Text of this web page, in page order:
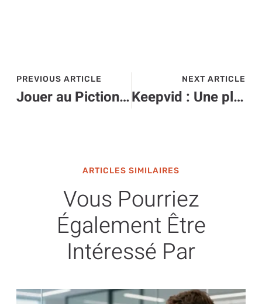
PREVIOUS ARTICLE
Jouer au Pictionary en ligne avec toute la famille
NEXT ARTICLE
Keepvid : Une plateforme de téléchargement devenue une ressource éducative
ARTICLES SIMILAIRES
Vous Pourriez
Également Être
Intéressé Par